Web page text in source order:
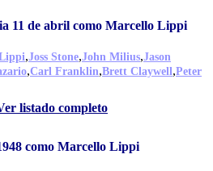
11 de abril como Marcello Lippi
,Joss Stone,John Milius,Jason
,Carl Franklin,Brett Claywell,Peter
listado completo
como Marcello Lippi